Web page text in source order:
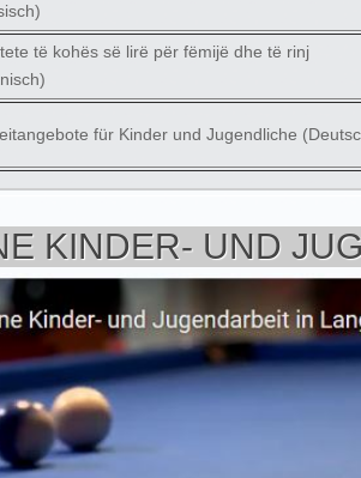
të kohës së lirë për fëmijë dhe të rinj
für Kinder und Jugendliche
KINDER- UND